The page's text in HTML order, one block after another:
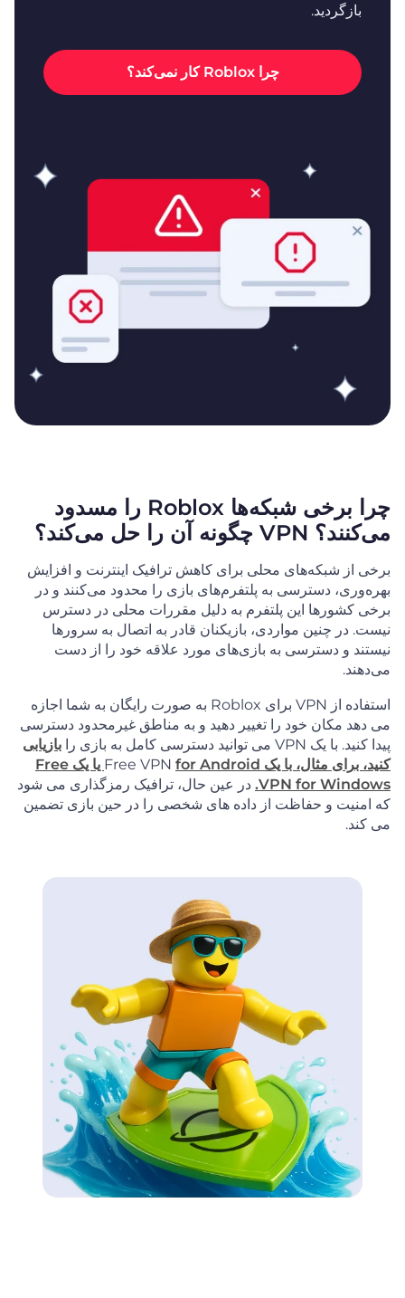
بازگردید.
چرا Roblox کار نمی‌کند؟
چرا برخی شبکه‌ها Roblox را مسدود
می‌کنند؟ VPN چگونه آن را حل می‌کند؟
برخی از شبکه‌های محلی برای کاهش ترافیک اینترنت و افزایش
بهره‌وری، دسترسی به پلتفرم‌های بازی را محدود می‌کنند و در
برخی کشورها این پلتفرم به دلیل مقررات محلی در دسترس
نیست. در چنین مواردی، بازیکنان قادر به اتصال به سرورها
نیستند و دسترسی به بازی‌های مورد علاقه خود را از دست
می‌دهند.
استفاده از VPN برای Roblox به صورت رایگان به شما اجازه
می دهد مکان خود را تغییر دهید و به مناطق غیرمحدود دسترسی
پیدا کنید. با یک VPN می توانید دسترسی کامل به بازی را
بازیابی
کنید، برای مثال، با یک
Free VPN
for Android یا یک Free
VPN for Windows. در عین حال، ترافیک رمزگذاری می شود
که امنیت و حفاظت از داده های شخصی را در حین بازی تضمین
می کند.